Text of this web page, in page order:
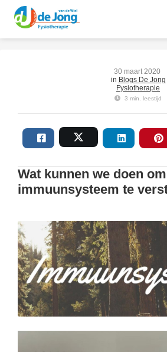
30 maart 2020
in Blogs De Jong
Fysiotherapie
3 min. leestijd
Wat kunnen we doen
immuunsysteem te